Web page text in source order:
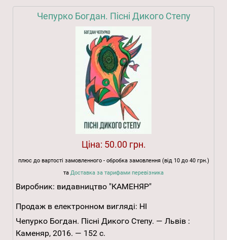
Чепурко Богдан. Пісні Дикого Степу
Ціна: 50.00 грн.
плюс до вартості замовленного - обробка замовлення (від 10 до 40 грн.)
та Доставка за тарифами перевізника
Виробник: видавництво "КАМЕНЯР"
Продаж в електронном вигляді: НІ
Чепурко Богдан. Пісні Дикого Степу. — Львів :
Каменяр, 2016. — 152 с.